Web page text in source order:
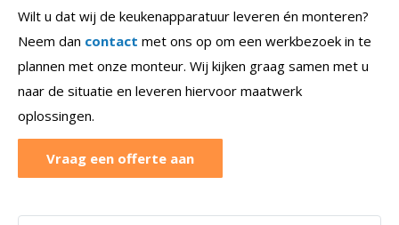
Wilt u dat wij de keukenapparatuur leveren én monteren?
Neem dan contact met ons op om een werkbezoek in te
plannen met onze monteur. Wij kijken graag samen met u
naar de situatie en leveren hiervoor maatwerk
oplossingen.
Vraag een offerte aan